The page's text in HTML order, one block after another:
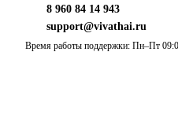
8 960 84 14 943
support@vivathai.ru
Время работы поддержки: Пн–Пт